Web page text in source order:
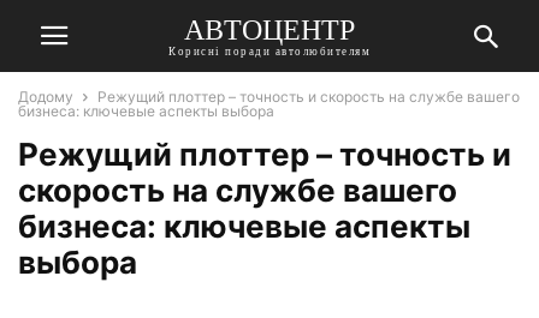
АВТОЦЕНТР
Корисні поради автолюбителям
Додому
Режущий плоттер – точность и скорость на службе вашего
бизнеса: ключевые аспекты выбора
Режущий плоттер – точность и
скорость на службе вашего
бизнеса: ключевые аспекты
выбора